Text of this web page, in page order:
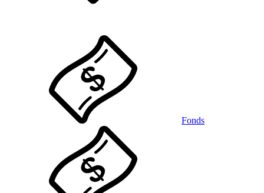
Fonds